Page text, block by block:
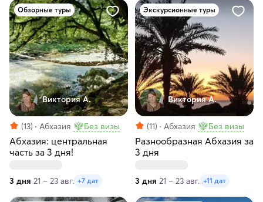
Обзорные туры
Виктория А.
(13) Абхазия Без визы
Абхазия: центральная
часть за 3 дня!
3 дня 21 – 23 авг. +7 дат
Экскурсионные туры
Виктория А.
(11) Абхазия Без визы
Разнообразная Абхазия за
3 дня
3 дня 21 – 23 авг. +11 дат